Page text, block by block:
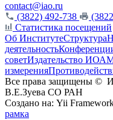
contact@iao.ru
(3822) 492-738
Статистика посещений
Об ИнститутеСтруктура
деятельность
советИздательство ИОА
измерения
Все права защищены ©
В.Е.Зуева СО РАН
Создано на: Yii
рамка